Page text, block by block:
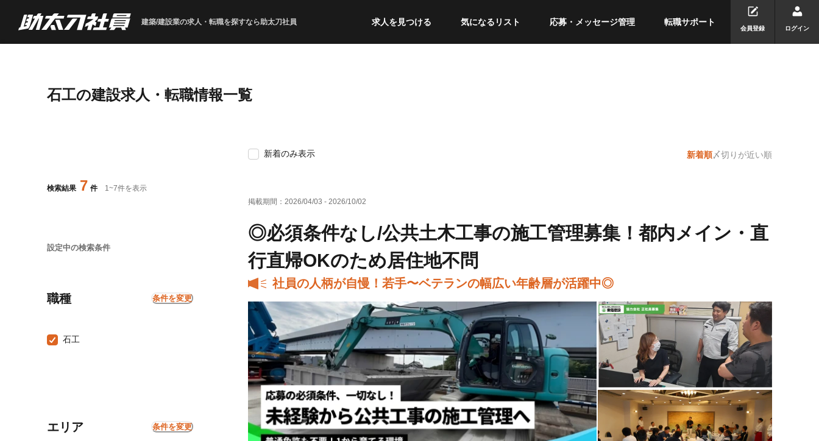
建築/建設業の求人・転職を探すなら助太刀社員 求人を見つける 気になるリスト 応募・メッセージ管理 転職サポート
会員登録 ログイン
石工の建設求人・転職情報一覧
検索結果 7 件 1~7件を表示
設定中の検索条件
職種 条件を変更
石工
エリア 条件を変更
新着のみ表示 新着順〆切りが近い順
掲載期間： 2026/04/03 - 2026/10/02
◎必須条件なし/公共土木工事の施工管理募集！都内メイン・直
行直帰OKのため居住地不問
社員の人柄が自慢！若手〜ベテランの幅広い年齢層が活躍中◎